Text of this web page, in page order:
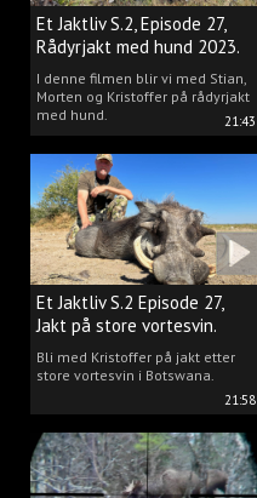
21:43
Et Jaktliv S.2, Episode 27,
Rådyrjakt med hund 2023.
I denne filmen blir vi med Stian,
Morten og Kristoffer på rådyrjakt
med hund.
21:58
Et Jaktliv S.2 Episode 27,
Jakt på store vortesvin.
Bli med Kristoffer på jakt etter
store vortesvin i Botswana.